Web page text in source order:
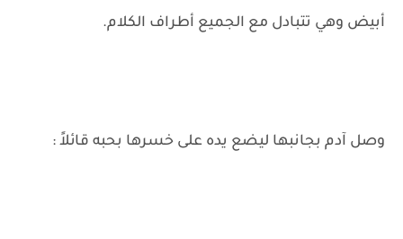
أبيض وهي تتبادل مع الجميع أطراف الكلام.
وصل آدم بجانبها ليضع يده على خسرها بحبه قائلاً :